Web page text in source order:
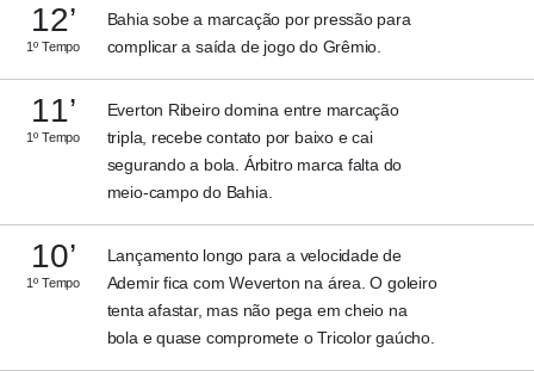
12’
1º Tempo
Bahia sobe a marcação por pressão para
complicar a saída de jogo do Grêmio.
11’
1º Tempo
Everton Ribeiro domina entre marcação
tripla, recebe contato por baixo e cai
segurando a bola. Árbitro marca falta do
meio-campo do Bahia.
10’
1º Tempo
Lançamento longo para a velocidade de
Ademir fica com Weverton na área. O goleiro
tenta afastar, mas não pega em cheio na
bola e quase compromete o Tricolor gaúcho.